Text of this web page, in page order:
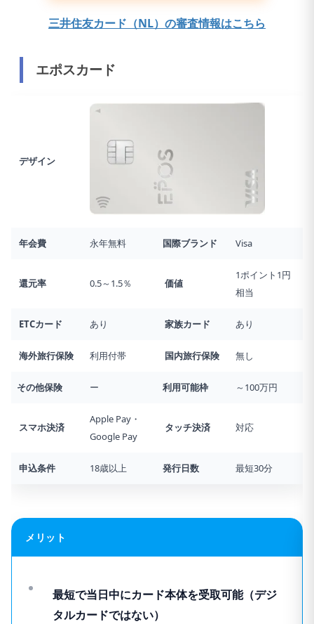
三井住友カード（NL）の審査情報はこちら
エポスカード
デザイン
年会費 永年無料 国際ブランド Visa
還元率 0.5～1.5％ 価値
1ポイント1円
相当
ETCカード あり 家族カード あり
海外旅行保険 利用付帯 国内旅行保険 無し
その他保険 ー 利用可能枠 ～100万円
スマホ決済
Apple Pay・
Google Pay
タッチ決済 対応
申込条件 18歳以上 発行日数 最短30分
メリット
最短で当日中にカード本体を受取可能（デジ
タルカードではない）